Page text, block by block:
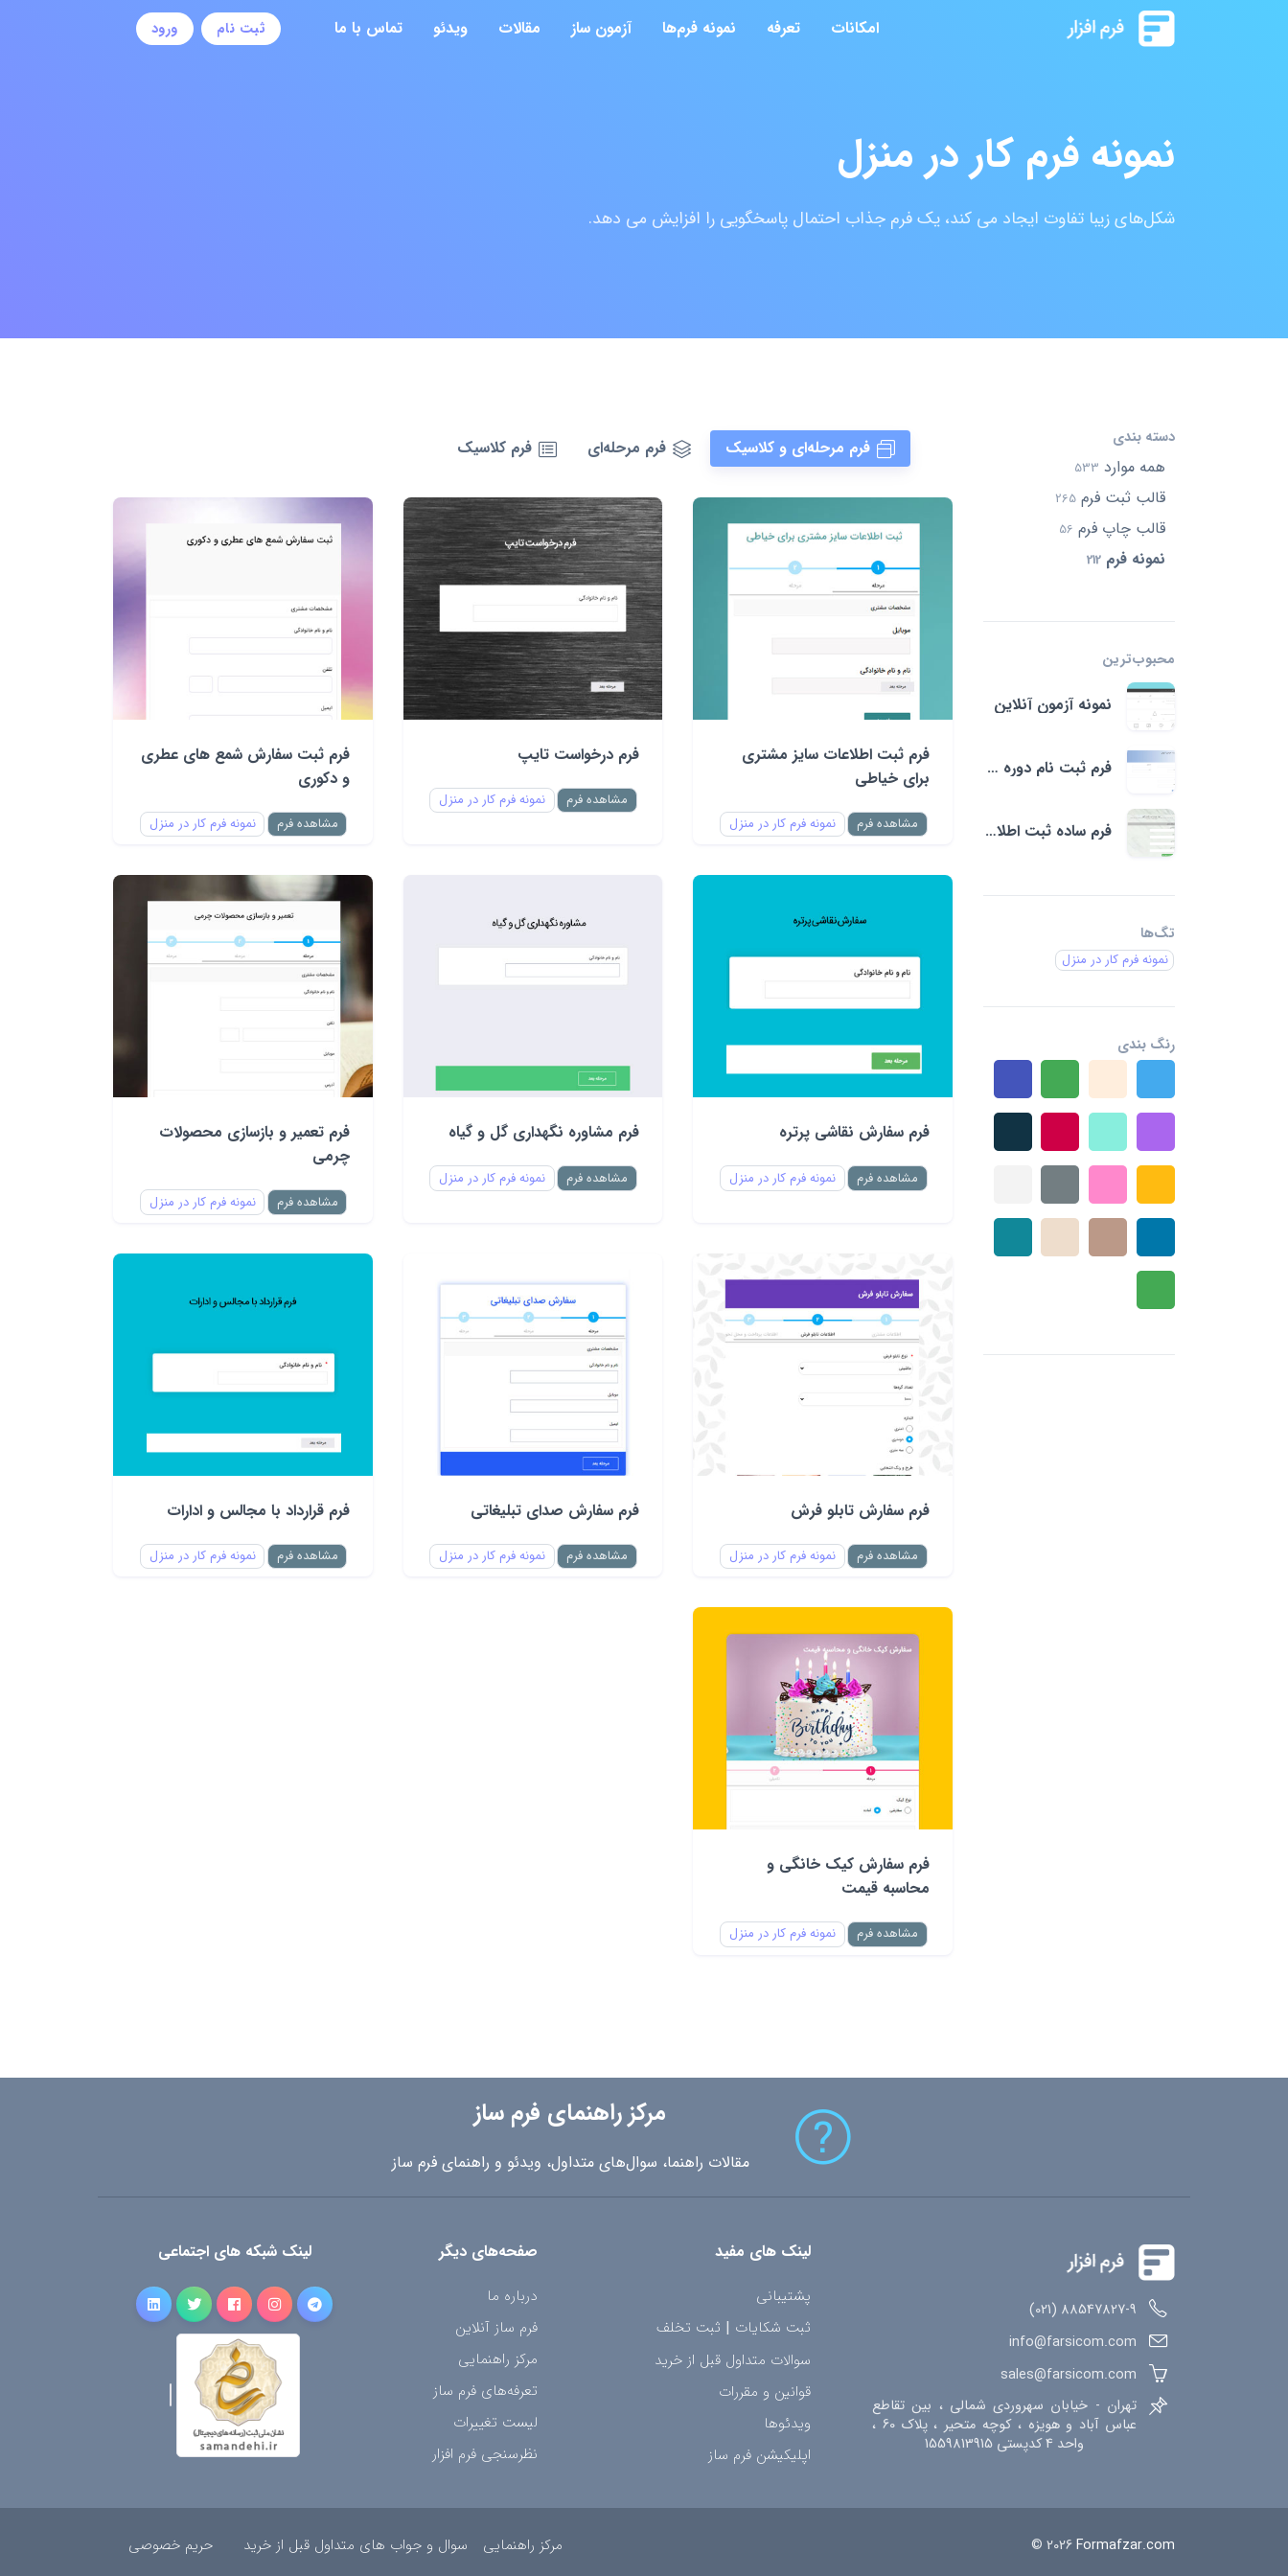
امکانات تعرفه نمونه فرم‌ها آزمون ساز مقالات ویدئو تماس با ما ثبت نام ورود
نمونه فرم کار در منزل
شکل‌های زیبا تفاوت ایجاد می کند، یک فرم جذاب احتمال پاسخگویی را افزایش می دهد.
فرم مرحله‌ای و کلاسیک فرم مرحله‌ای فرم کلاسیک
فرم ثبت اطلاعات سایز مشتری
برای خیاطی
مشاهده فرم نمونه فرم کار در منزل
فرم درخواست تایپ
مشاهده فرم نمونه فرم کار در منزل
فرم ثبت سفارش شمع های عطری
و دکوری
مشاهده فرم نمونه فرم کار در منزل
فرم سفارش نقاشی پرتره
مشاهده فرم نمونه فرم کار در منزل
فرم مشاوره نگهداری گل و گیاه
مشاهده فرم نمونه فرم کار در منزل
فرم تعمیر و بازسازی محصولات
چرمی
مشاهده فرم نمونه فرم کار در منزل
فرم سفارش تابلو فرش
مشاهده فرم نمونه فرم کار در منزل
فرم سفارش صدای تبلیغاتی
مشاهده فرم نمونه فرم کار در منزل
فرم قرارداد با مجالس و ادارات
مشاهده فرم نمونه فرم کار در منزل
فرم سفارش کیک خانگی و
محاسبه قیمت
مشاهده فرم نمونه فرم کار در منزل
دسته بندی
همه موارد 533
قالب ثبت فرم 265
قالب چاپ فرم 56
نمونه فرم 212
محبوب‌ترین‌
نمونه آزمون آنلاین
فرم ثبت نام دوره آموزش
فرم ساده ثبت اطلاعات فاکتور
تگ‌ها
نمونه فرم کار در منزل
رنگ بندی
مرکز راهنمای فرم ساز
مقالات راهنما، سوال‌های متداول، ویدئو و راهنمای فرم ساز
88547827-9 (021)
info@farsicom.com
sales@farsicom.com
تهران - خیابان سهروردی شمالی ، بین تقاطع
عباس آباد و هویزه ، کوچه متحیر ، پلاک 60 ،
واحد 4 کدپستی 1559813915
لینک های مفید
پشتیبانی
ثبت شکایات | ثبت تخلف
سوالات متداول قبل از خرید
قوانین و مقررات
ویدئوها
اپلیکیشن فرم ساز
صفحه‌های دیگر
درباره ما
فرم ساز آنلاین
مرکز راهنمایی
تعرفه‌های فرم ساز
لیست تغییرات
نظرسنجی فرم افزار
لینک شبکه های اجتماعی
© 2026Formafzar.com مرکز راهنمایی سوال و جواب های متداول قبل از خرید حریم خصوصی